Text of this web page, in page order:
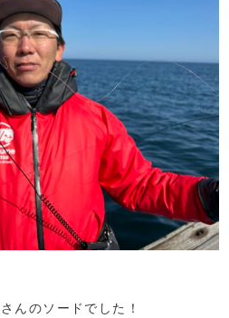
んのソードでした！